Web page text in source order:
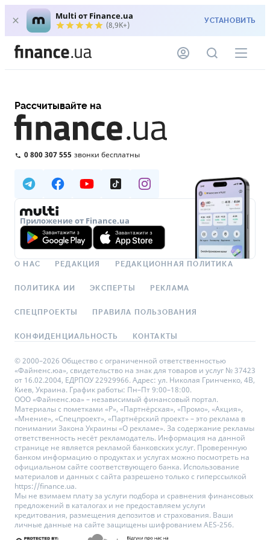
Multi от Finance.ua
(8,9K+) УСТАНОВИТЬ
Рассчитывайте на
0 800 307 555 звонки бесплатны
Приложение от Finance.ua
О НАС РЕДАКЦИЯ РЕДАКЦИОННАЯ ПОЛИТИКА
ПОЛИТИКА ИИ ЭКСПЕРТЫ РЕКЛАМА
СПЕЦПРОЕКТЫ ПРАВИЛА ПОЛЬЗОВАНИЯ
КОНФИДЕНЦИАЛЬНОСТЬ КОНТАКТЫ
© 2000–2026 Общество с ограниченной ответственностью
«Файненс.юа», свидетельство на знак для товаров и услуг № 37423
от 16.02.2004, ЕДРПОУ 22929966. Адрес: ул. Николая Гринченко, 4В,
Киев, Украина. График работы: Пн–Пт 9:00–18:00.
ООО «Файненс.юа» – независимый финансовый портал.
Материалы с пометками «Р», «Партнёрская», «Промо», «Акция»,
«Мнение», «Спецпроект», «Партнёрский проект» – это реклама в
понимании Закона Украины «О рекламе». За содержание рекламы
ответственность несёт рекламодатель. Информация на данной
странице не является рекламой банковских услуг. Проверенную
банком информацию о продуктах и услугах можно посмотреть на
официальном сайте соответствующего банка. Использование
материалов и данных с сайта разрешено только с гиперссылкой
https://finance.ua.
Мы не взимаем плату за услуги подбора и сравнения финансовых
предложений в каталогах и не предоставляем услуги
кредитования, размещения депозитов и страхования. Ваши
личные данные на сайте защищены шифрованием AES-256.